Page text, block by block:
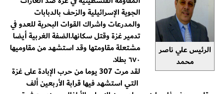
الرئيس علي ناصر
محمد
الجوية الإسرائيلية والزحف بالدبابات
والمدرعات واشراك القوات البحرية للعدو في
تدمير غزة وقتل سكانها.الضفة الغربية أيضا
مشتعلة مقاومتها وقد استشهد من مقاوميها
٦٧٠ بطلا.
لقد مرت 307 يوما من حرب الإبادة على غزة
التي استشهد فيها قرابة الأربعين ألف